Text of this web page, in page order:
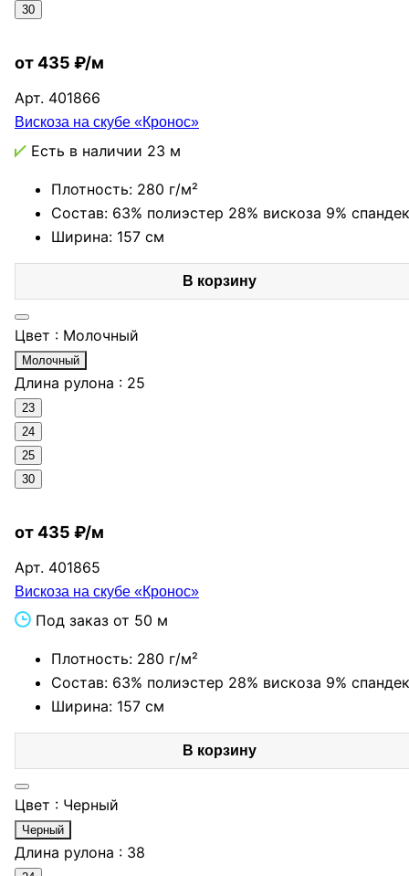
30
от 435 ₽/м
Арт. 401866
Вискоза на скубе «Кронос»
Есть в наличии 23 м
Плотность: 280 г/м²
Состав: 63% полиэстер 28% вискоза 9%
Ширина: 157 см
В корзину
Цвет : Молочный
Молочный
Длина рулона : 25
23
24
25
30
от 435 ₽/м
Арт. 401865
Вискоза на скубе «Кронос»
Под заказ от 50 м
Плотность: 280 г/м²
Состав: 63% полиэстер 28% вискоза 9%
Ширина: 157 см
В корзину
Цвет : Черный
Черный
Длина рулона : 38